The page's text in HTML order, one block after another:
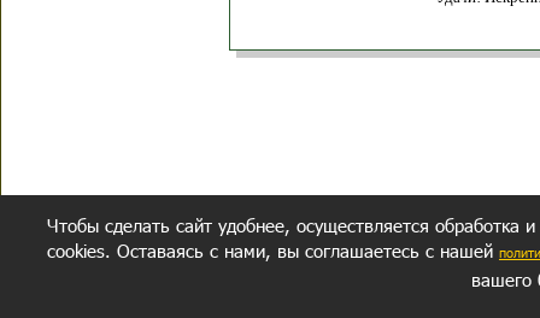
Чтобы сделать сайт удобнее, осуществляется обработка
cookies. Оставаясь с нами, вы соглашаетесь с нашей
вашего